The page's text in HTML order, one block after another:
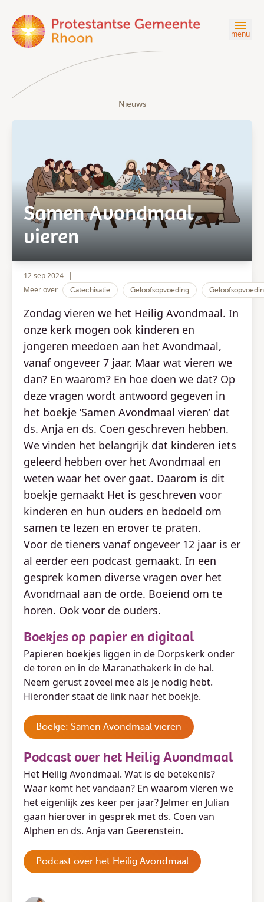
menu
Nieuws
Samen Avondmaal
vieren
12 sep 2024
|
Meer over
Catechisatie Geloofsopvoeding
Zondag vieren we het Heilig Avondmaal. In
onze kerk mogen ook kinderen en
jongeren meedoen aan het Avondmaal,
vanaf ongeveer 7 jaar. Maar wat vieren we
dan? En waarom? En hoe doen we dat? Op
deze vragen wordt antwoord gegeven in
het boekje ‘Samen Avondmaal vieren’ dat
ds. Anja en ds. Coen geschreven hebben.
We vinden het belangrijk dat kinderen iets
geleerd hebben over het Avondmaal en
weten waar het over gaat. Daarom is dit
boekje gemaakt Het is geschreven voor
kinderen en hun ouders en bedoeld om
samen te lezen en erover te praten.
Voor de tieners vanaf ongeveer 12 jaar is er
al eerder een podcast gemaakt. In een
gesprek komen diverse vragen over het
Avondmaal aan de orde. Boeiend om te
horen. Ook voor de ouders.
Boekjes op papier en digitaal
Papieren boekjes liggen in de Dorpskerk onder
de toren en in de Maranathakerk in de hal.
Neem gerust zoveel mee als je nodig hebt.
Hieronder staat de link naar het boekje.
Boekje: Samen Avondmaal vieren
Podcast over het Heilig Avondmaal
Het Heilig Avondmaal. Wat is de betekenis?
Waar komt het vandaan? En waarom vieren we
het eigenlijk zes keer per jaar? Jelmer en Julian
gaan hierover in gesprek met ds. Coen van
Alphen en ds. Anja van Geerenstein.
Podcast over het Heilig Avondmaal